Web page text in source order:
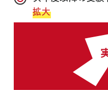
拡大